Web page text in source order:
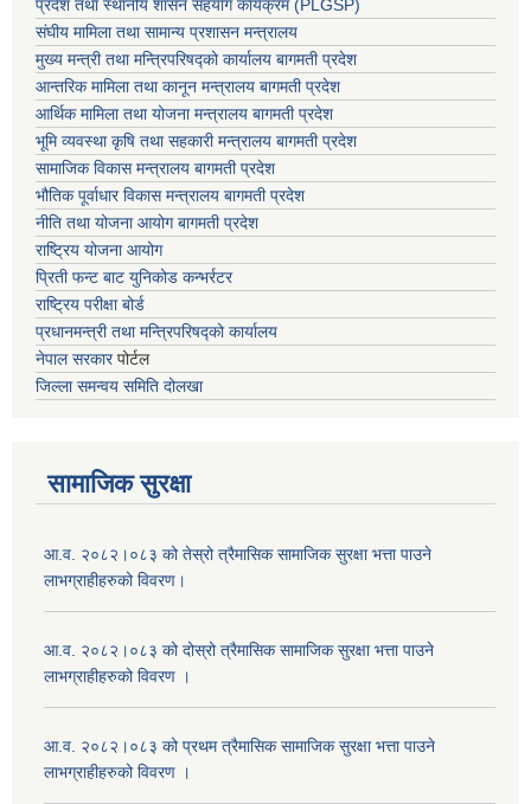
प्रदेश तथा स्थानीय शासन सहयाेग कार्यक्रम (PLGSP)
संघीय मामिला तथा सामान्य प्रशासन मन्त्रालय
मुख्य मन्त्री तथा मन्त्रिपरिषद्को कार्यालय बागमती प्रदेश
आन्तरिक मामिला तथा कानून मन्त्रालय बागमती प्रदेश
आर्थिक मामिला तथा योजना मन्त्रालय बागमती प्रदेश
भूमि व्यवस्था कृषि तथा सहकारी मन्त्रालय बागमती प्रदेश
सामाजिक विकास मन्त्रालय बागमती प्रदेश
भौतिक पूर्वाधार विकास मन्त्रालय बागमती प्रदेश
नीति तथा योजना आयोग बागमती प्रदेश
राष्ट्रिय योजना आयोग
प्रिती फन्ट बाट युनिकोड कन्भर्रटर
राष्ट्रिय परीक्षा बोर्ड
प्रधानमन्त्री तथा मन्त्रिपरिषद्को कार्यालय
नेपाल सरकारपोर्टल
जिल्ला समन्वय समिति दोलखा
सामाजिक सुरक्षा
आ.व. २०८२।०८३ को तेस्रो त्रैमासिक सामाजिक सुरक्षा भत्ता पाउने
लाभग्राहीहरुको विवरण।
आ.व. २०८२।०८३ को दोस्रो त्रैमासिक सामाजिक सुरक्षा भत्ता पाउने
लाभग्राहीहरुको विवरण ।
आ.व. २०८२।०८३ को प्रथम त्रैमासिक सामाजिक सुरक्षा भत्ता पाउने
लाभग्राहीहरुको विवरण ।